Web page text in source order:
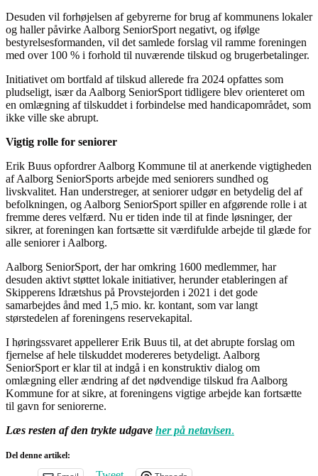
Desuden vil forhøjelsen af gebyrerne for brug af kommunens lokaler
og haller påvirke Aalborg SeniorSport negativt, og ifølge
bestyrelsesformanden, vil det samlede forslag vil ramme foreningen
med over 100 % i forhold til nuværende tilskud og brugerbetalinger.
Initiativet om bortfald af tilskud allerede fra 2024 opfattes som
pludseligt, især da Aalborg SeniorSport tidligere blev orienteret om
en omlægning af tilskuddet i forbindelse med handicapområdet, som
ikke ville ske abrupt.
Vigtig rolle for seniorer
Erik Buus opfordrer Aalborg Kommune til at anerkende vigtigheden
af Aalborg SeniorSports arbejde med seniorers sundhed og
livskvalitet. Han understreger, at seniorer udgør en betydelig del af
befolkningen, og Aalborg SeniorSport spiller en afgørende rolle i at
fremme deres velfærd. Nu er tiden inde til at finde løsninger, der
sikrer, at foreningen kan fortsætte sit værdifulde arbejde til glæde for
alle seniorer i Aalborg.
Aalborg SeniorSport, der har omkring 1600 medlemmer, har
desuden aktivt støttet lokale initiativer, herunder etableringen af
Skipperens Idrætshus på Provstejorden i 2021 i det gode
samarbejdes ånd med 1,5 mio. kr. kontant, som var langt
størstedelen af foreningens reservekapital.
I høringssvaret appellerer Erik Buus til, at det abrupte forslag om
fjernelse af hele tilskuddet modereres betydeligt. Aalborg
SeniorSport er klar til at indgå i en konstruktiv dialog om
omlægning eller ændring af det nødvendige tilskud fra Aalborg
Kommune for at sikre, at foreningens vigtige arbejde kan fortsætte
til gavn for seniorerne.
Læs resten af den trykte udgave her på netavisen.
Del denne artikel: